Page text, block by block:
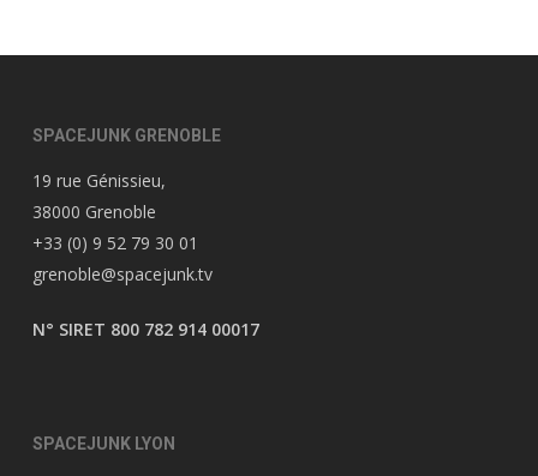
SPACEJUNK GRENOBLE
19 rue Génissieu,
38000 Grenoble
+33 (0) 9 52 79 30 01
grenoble@spacejunk.tv
N° SIRET 800 782 914 00017
SPACEJUNK LYON